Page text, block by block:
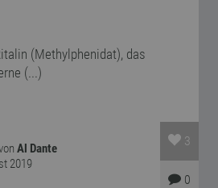
(Methylphenidat), das
(...)
Al Dante
2019
3
0